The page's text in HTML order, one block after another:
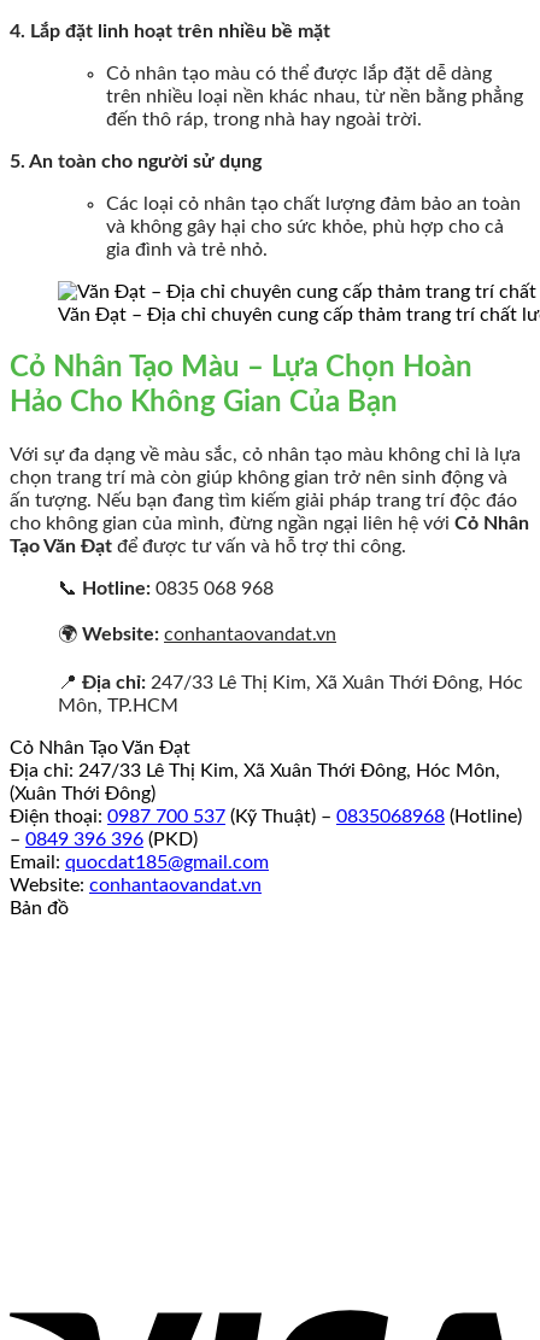
4. Lắp đặt linh hoạt trên nhiều bề mặt
Cỏ nhân tạo màu có thể được lắp đặt dễ dàng
trên nhiều loại nền khác nhau, từ nền bằng phẳng
đến thô ráp, trong nhà hay ngoài trời.
5. An toàn cho người sử dụng
Các loại cỏ nhân tạo chất lượng đảm bảo an toàn
và không gây hại cho sức khỏe, phù hợp cho cả
gia đình và trẻ nhỏ.
Văn Đạt – Địa chỉ chuyên cung cấp thảm trang trí chất
Cỏ Nhân Tạo Màu – Lựa Chọn Hoàn
Hảo Cho Không Gian Của Bạn
Với sự đa dạng về màu sắc, cỏ nhân tạo màu không chỉ là lựa
chọn trang trí mà còn giúp không gian trở nên sinh động và
ấn tượng. Nếu bạn đang tìm kiếm giải pháp trang trí độc đáo
cho không gian của mình, đừng ngần ngại liên hệ với Cỏ Nhân
Tạo Văn Đạt để được tư vấn và hỗ trợ thi công.
📞 Hotline: 0835 068 968
🌍 Website: conhantaovandat.vn
📍 Địa chỉ: 247/33 Lê Thị Kim, Xã Xuân Thới Đông, Hóc
Môn, TP.HCM
Cỏ Nhân Tạo Văn Đạt
Địa chỉ: 247/33 Lê Thị Kim, Xã Xuân Thới Đông, Hóc Môn,
(Xuân Thới Đông)
Điện thoại: 0987 700 537 (Kỹ Thuật) – 0835068968 (Hotline)
– 0849 396 396 (PKD)
Email: quocdat185@gmail.com
Website: conhantaovandat.vn
Bản đồ